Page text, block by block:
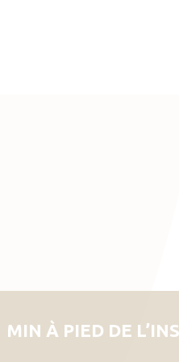
À PIED DE